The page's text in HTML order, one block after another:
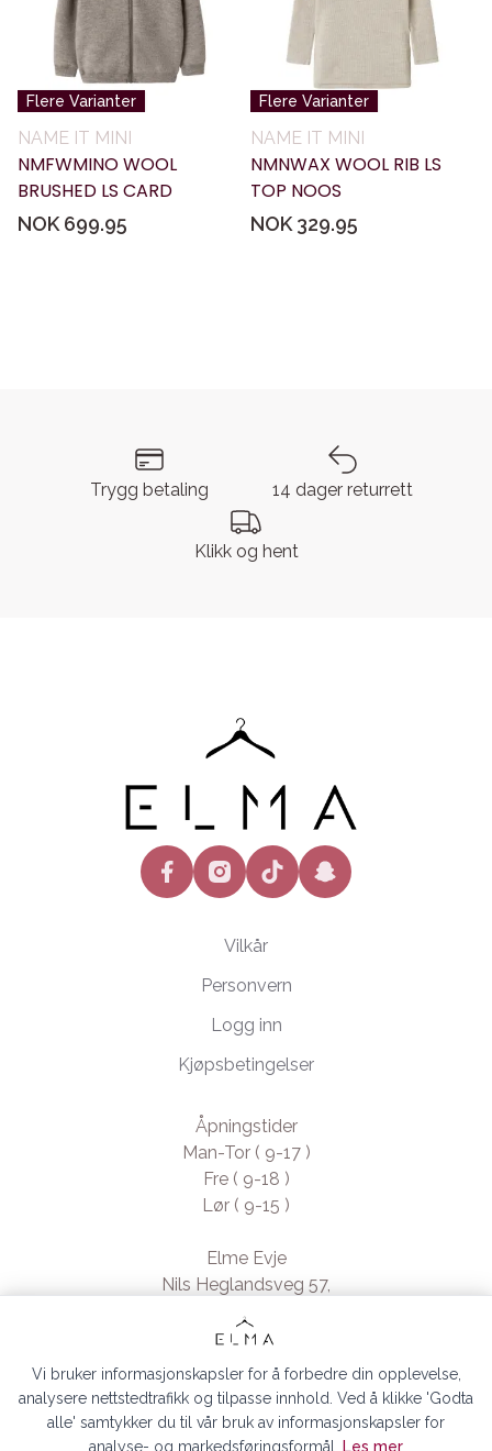
Flere Varianter
NAME IT MINI
NMFWMINO WOOL
BRUSHED LS CARD
NOK 699.95
Flere Varianter
NAME IT MINI
NMNWAX WOOL RIB LS
TOP NOOS
NOK 329.95
Trygg betaling 14 dager returrett
Klikk og hent
facebookinstagramtiktok snapchat
Vilkår
Personvern
Logg inn
Kjøpsbetingelser
Åpningstider
Man-Tor ( 9-17 )
Fre ( 9-18 )
Lør ( 9-15 )
Elme Evje
Nils Heglandsveg 57,
4735 Evje, Norway
- Org. nr. 923370994
Vi bruker informasjonskapsler for å forbedre din opplevelse,
analysere nettstedtrafikk og tilpasse innhold. Ved å klikke 'Godta
alle' samtykker du til vår bruk av informasjonskapsler for
analyse- og markedsføringsformål.
Les mer